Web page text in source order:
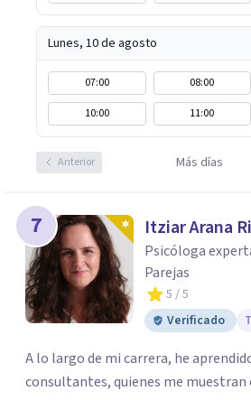
Lunes, 10 de agosto
07:00 08:00
10:00
11:00
Anterior Más días
7 Itziar Arana
Psicóloga
Parejas
5 / 5
Verificado
A lo largo de mi carrera, he
consultantes, quienes me muestran